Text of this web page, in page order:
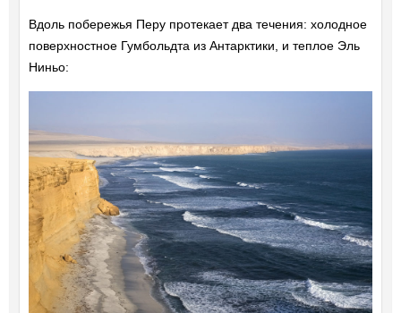
Вдоль побережья Перу протекает два течения: холодное
поверхностное Гумбольдта из Антарктики, и теплое Эль
Ниньо: